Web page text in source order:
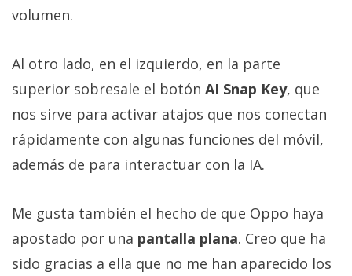
volumen.
Al otro lado, en el izquierdo, en la parte
superior sobresale el botón AI Snap Key, que
nos sirve para activar atajos que nos conectan
rápidamente con algunas funciones del móvil,
además de para interactuar con la IA.
Me gusta también el hecho de que Oppo haya
apostado por una pantalla plana. Creo que ha
sido gracias a ella que no me han aparecido los